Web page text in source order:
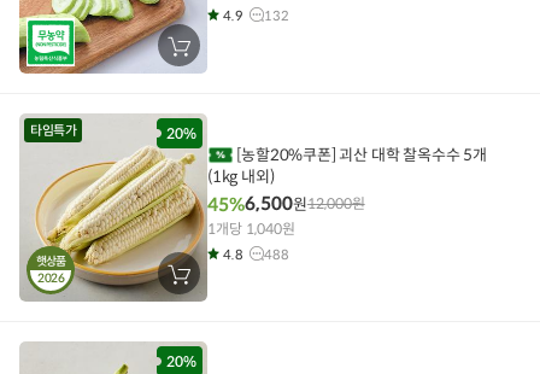
장
바
에
담
기
4.9 132
20%
타임특가
햇상품
2026
장
바
에
담
(1kg 내외)
45%6,500원12,000원
1개당 1,040원
4.8 488
20%